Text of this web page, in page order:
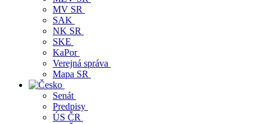
MV SR
SAK
NK SR
SKE
KaPor
Verejná správa
Mapa SR
Senát
Predpisy
ÚS ČR